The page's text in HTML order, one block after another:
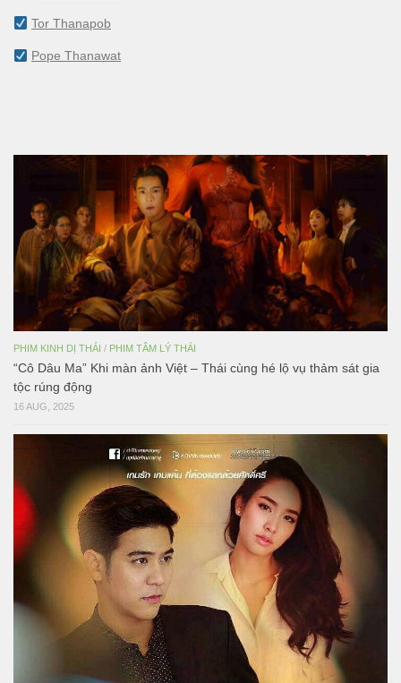
Tor Thanapob
Pope Thanawat
PHIM KINH DỊ THÁI / PHIM TÂM LÝ THÁI
“Cô Dâu Ma” Khi màn ảnh Việt – Thái cùng hé lộ vụ thảm sát gia
tộc rúng động
16 AUG, 2025